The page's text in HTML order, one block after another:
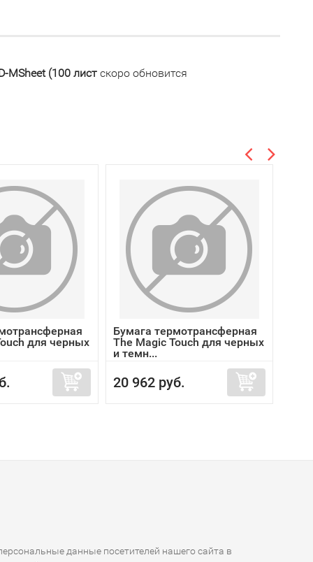
MSheet (100 лист скоро обновится
для черных
Бумага термотрансферная
The Magic Touch для черных
и темн...
20 962 руб.
данные посетителей нашего сайта в